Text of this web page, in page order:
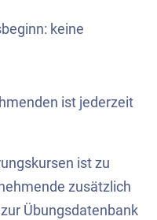
keine
ist jederzeit
ist zu
zusätzlich
Übungsdatenbank